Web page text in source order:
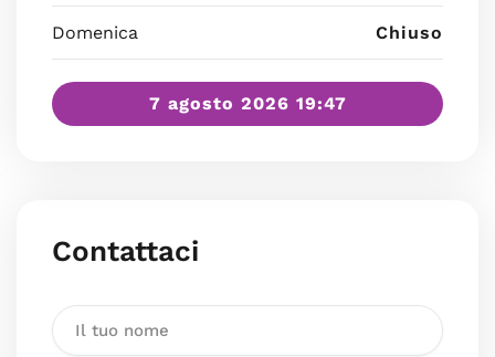
Domenica Chiuso
7 agosto 2026 19:47
Contattaci